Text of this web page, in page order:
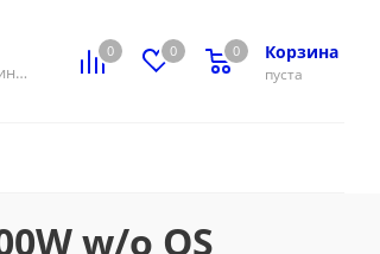
0 0 Корзина
0
пуста
0
Мой кабинет
w/o OS